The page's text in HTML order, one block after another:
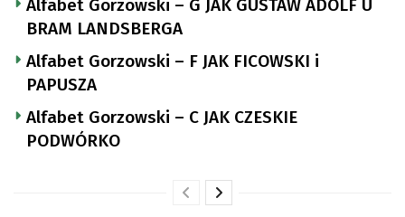
Alfabet Gorzowski – G JAK GUSTAW ADOLF U
BRAM LANDSBERGA
Alfabet Gorzowski – F JAK FICOWSKI i
PAPUSZA
Alfabet Gorzowski – C JAK CZESKIE
PODWÓRKO